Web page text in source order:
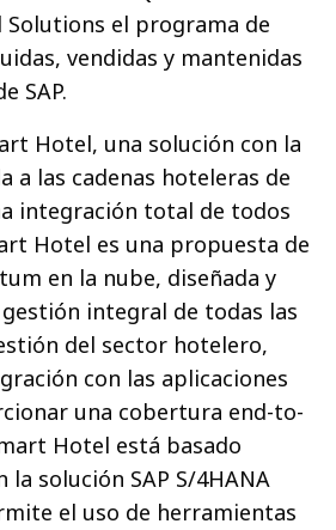
Solutions el programa de
vendidas y mantenidas
SAP.
Hotel, una solución con la
a las cadenas hoteleras de
integración total de todos
Hotel es una propuesta de
en la nube, diseñada y
integral de todas las
del sector hotelero,
con las aplicaciones
una cobertura end-to-
Hotel está basado
solución SAP S/4HANA
el uso de herramientas